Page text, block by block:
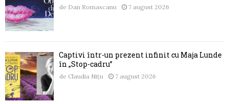
de Dan Romascanu 7 august 2026
Captivi într-un prezent infinit cu Maja Lunde
în „Stop-cadru”
de Claudia Nițu 7 august 2026